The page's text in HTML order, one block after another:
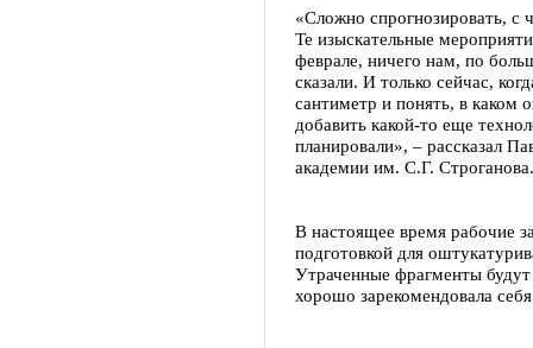
«Сложно спрогнозировать, с
Те изыскательные
феврале, ничего нам, по
сказали. И только сейчас,
сантиметр и понять, в каком
добавить какой-то еще
планировали», – рассказал
академии им. С.Г. Строганова.
В настоящее время рабочие
подготовкой для
Утраченные фрагменты будут
хорошо зарекомендовала